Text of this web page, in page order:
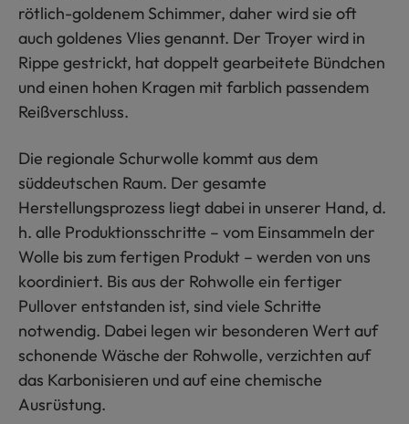
rötlich-goldenem Schimmer, daher wird sie oft
auch goldenes Vlies genannt. Der Troyer wird in
Rippe gestrickt, hat doppelt gearbeitete Bündchen
und einen hohen Kragen mit farblich passendem
Reißverschluss.
Die regionale Schurwolle kommt aus dem
süddeutschen Raum. Der gesamte
Herstellungsprozess liegt dabei in unserer Hand, d.
h. alle Produktionsschritte – vom Einsammeln der
Wolle bis zum fertigen Produkt – werden von uns
koordiniert. Bis aus der Rohwolle ein fertiger
Pullover entstanden ist, sind viele Schritte
notwendig. Dabei legen wir besonderen Wert auf
schonende Wäsche der Rohwolle, verzichten auf
das Karbonisieren und auf eine chemische
Ausrüstung.